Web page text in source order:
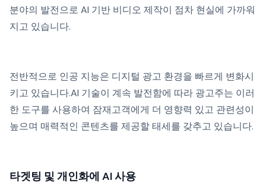
분야의 발전으로 AI 기반 비디오 제작이 점차 현실에 가까워
지고 있습니다.
전반적으로 인공 지능은 디지털 광고 환경을 빠르게 변화시
키고 있습니다.AI 기술이 계속 발전함에 따라 광고주는 이러
한 도구를 사용하여 잠재고객에게 더 영향력 있고 관련성이
높으며 매력적인 콘텐츠를 제공할 태세를 갖추고 있습니다.
타겟팅 및 개인화에 AI 사용